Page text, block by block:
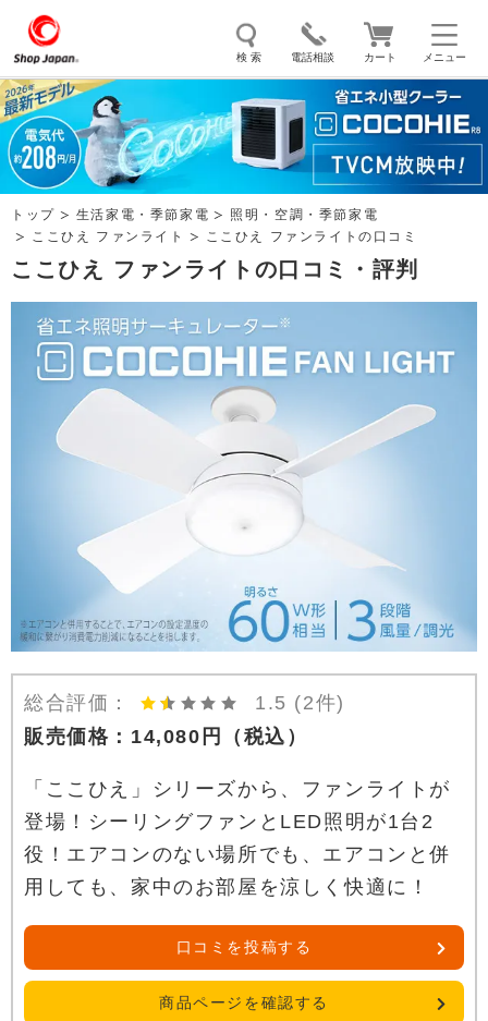
メニュー
検 索 電話相談 カート
トゥルースリーパー ソイリッチ ここひえ 枕
掃除機 クッキングプロ マイキュット
エアコン オーラルスマイル
トップ 生活家電・季節家電
照明・空調・季節家電
ここひえ ファンライト
ここひえ ファンライトの口コミ
ここひえ ファンライトの口コミ・評判
総合評価： 1.5 (2件)
販売価格： 14,080 円 （税込）
「ここひえ」シリーズから、ファンライトが
登場！シーリングファンとLED照明が1台2
役！エアコンのない場所でも、エアコンと併
用しても、家中のお部屋を涼しく快適に！
口コミを投稿する
商品ページを確認する